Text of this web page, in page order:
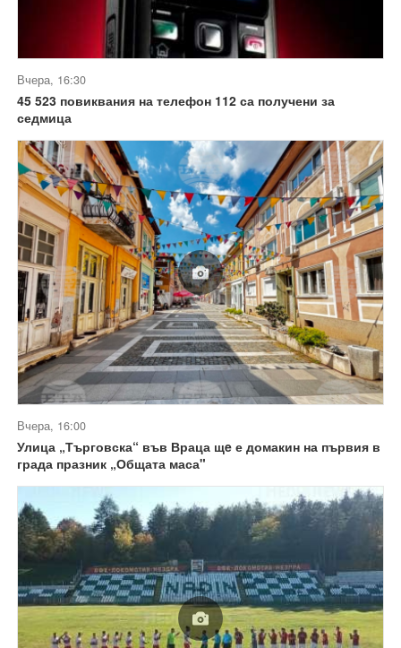
Вчера, 16:30
45 523 повиквания на телефон 112 са получени за
седмица
Вчера, 16:00
Улица „Търговска“ във Враца щe е домакин на първия в
града празник „Общата маса"